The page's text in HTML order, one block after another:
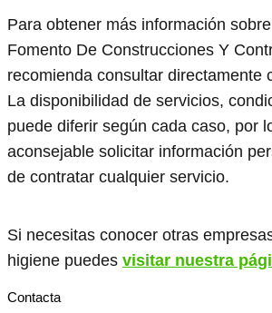
Para obtener más información
Fomento De Construcciones Y
recomienda consultar directamente
La disponibilidad de servicios,
puede diferir según cada caso, por
aconsejable solicitar información
de contratar cualquier servicio.
Si necesitas conocer otras
higiene puedes visitar nuestra
Contacta